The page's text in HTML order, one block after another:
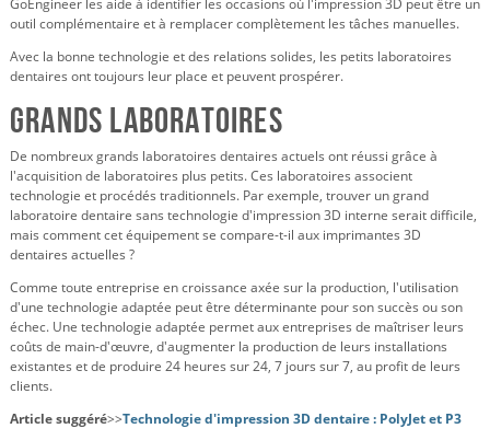
outil complémentaire et à remplacer complètement les tâches manuelles.
Avec la bonne technologie et des relations solides, les petits laboratoires
dentaires ont toujours leur place et peuvent prospérer.
Grands laboratoires
De nombreux grands laboratoires dentaires actuels ont réussi grâce à
l'acquisition de laboratoires plus petits. Ces laboratoires associent
technologie et procédés traditionnels. Par exemple, trouver un grand
laboratoire dentaire sans technologie d'impression 3D interne serait difficile,
mais comment cet équipement se compare-t-il aux imprimantes 3D
dentaires actuelles ?
Comme toute entreprise en croissance axée sur la production, l'utilisation
d'une technologie adaptée peut être déterminante pour son succès ou son
échec. Une technologie adaptée permet aux entreprises de maîtriser leurs
coûts de main-d'œuvre, d'augmenter la production de leurs installations
existantes et de produire 24 heures sur 24, 7 jours sur 7, au profit de leurs
clients.
Article suggéré>>Technologie d'impression 3D dentaire : PolyJet et P3